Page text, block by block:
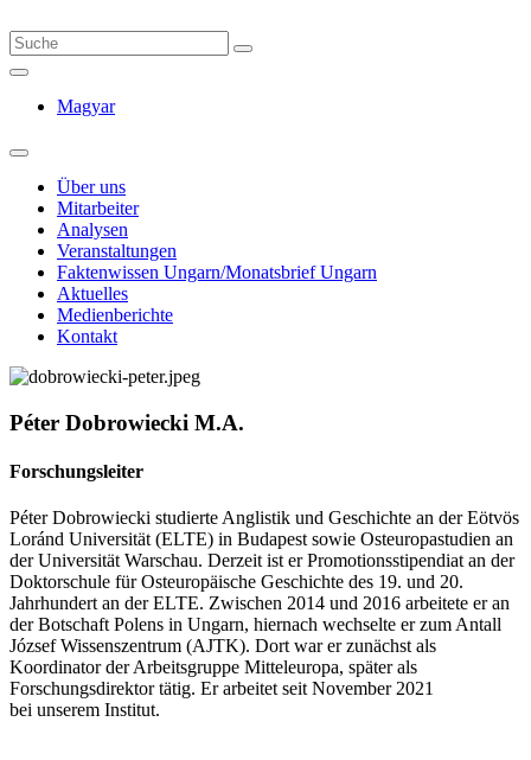
Magyar
Über uns
Mitarbeiter
Analysen
Veranstaltungen
Faktenwissen Ungarn/Monatsbrief Ungarn
Aktuelles
Medienberichte
Kontakt
Péter Dobrowiecki M.A.
Forschungsleiter
Péter Dobrowiecki studierte Anglistik und Geschichte an der Eötvös
Loránd Universität (ELTE) in Budapest sowie Osteuropastudien an
der Universität Warschau. Derzeit ist er Promotionsstipendiat an der
Doktorschule für Osteuropäische Geschichte des 19. und 20.
Jahrhundert an der ELTE. Zwischen 2014 und 2016 arbeitete er an
der Botschaft Polens in Ungarn, hiernach wechselte er zum Antall
József Wissenszentrum (AJTK). Dort war er zunächst als
Koordinator der Arbeitsgruppe Mitteleuropa, später als
Forschungsdirektor tätig. Er arbeitet seit November 2021
bei unserem Institut.